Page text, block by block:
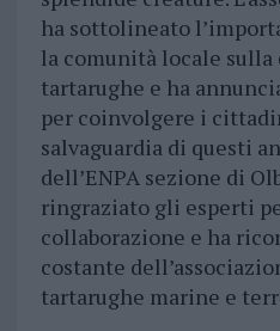
ha sottolineato
la comunità locale
tartarughe e ha
per coinvolgere i
salvaguardia di questi
dell’ENPA sezione di
ringraziato gli esperti
collaborazione e ha
costante
tartarughe marine e